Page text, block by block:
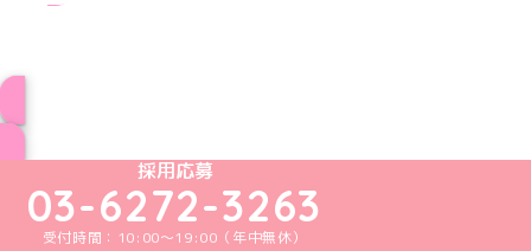
めいどりーみんTikTok公式アカウント
めいどりーみんX公式アカウント
めいどりーみんInstagram公式アカウント
めいどりーみんFacebook公式アカウン
めいどりーみんYouTube公式アカ
採用応募
03-6272-3263
受付時間：10:00～19:00（年中無休）